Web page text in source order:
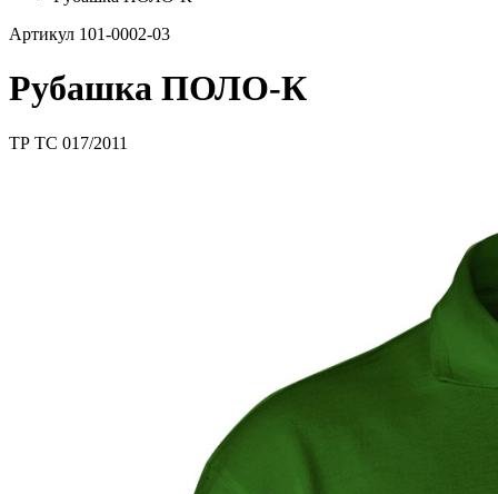
Артикул 101-0002-03
Рубашка ПОЛО-К
ТР ТС 017/2011